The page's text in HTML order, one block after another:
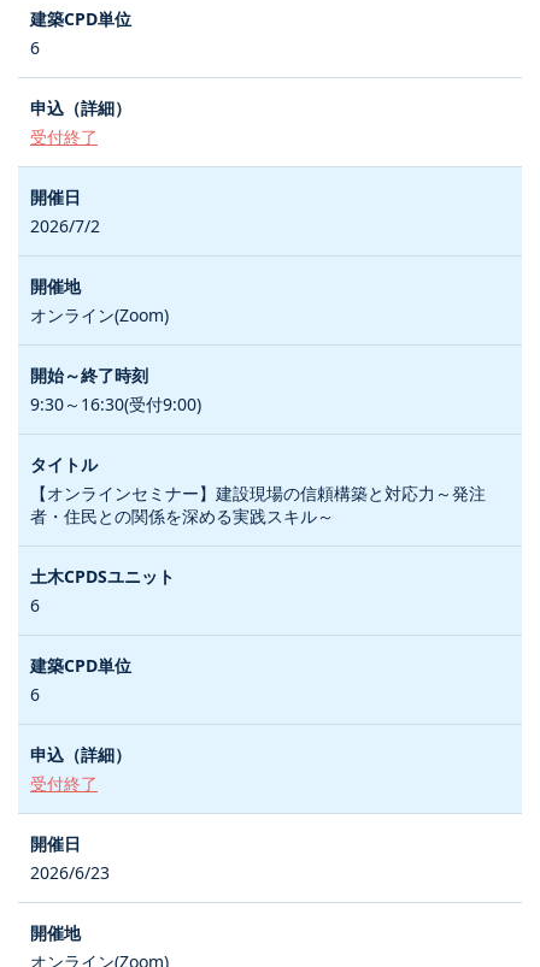
6
受付終了
2026/7/2
オンライン(Zoom)
9:30～16:30(受付9:00)
【オンラインセミナー】建設現場の信頼構築と対応力～発注
者・住民との関係を深める実践スキル～
6
6
受付終了
2026/6/23
オンライン(Zoom)